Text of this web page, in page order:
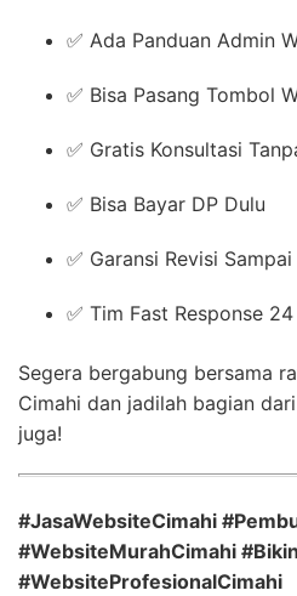
✅ Ada Panduan Admin
✅ Bisa Pasang Tombol
✅ Gratis Konsultasi
✅ Bisa Bayar DP Dulu
✅ Garansi Revisi Sampai
✅ Tim Fast Response
Segera bergabung bersama
Cimahi dan jadilah bagian
juga!
#JasaWebsiteCimahi
#WebsiteMurahCimahi
#WebsiteProfesionalCimahi